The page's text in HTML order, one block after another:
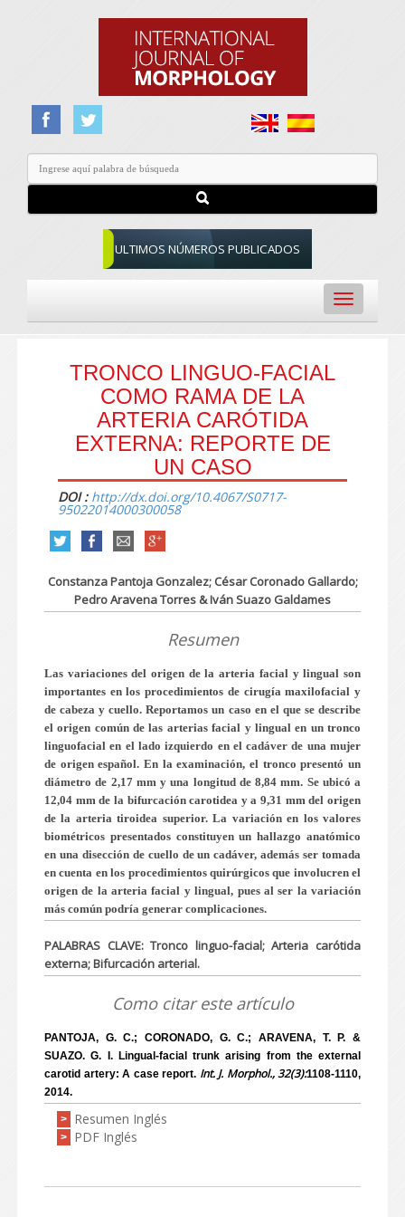
ULTIMOS NÚMEROS PUBLICADOS
Toggle
navigation
TRONCO LINGUO-FACIAL
COMO RAMA DE LA
ARTERIA CARÓTIDA
EXTERNA: REPORTE DE
UN CASO
DOI : http://dx.doi.org/10.4067/S0717-
95022014000300058
Constanza Pantoja Gonzalez; César Coronado Gallardo;
Pedro Aravena Torres & Iván Suazo Galdames
Resumen
Las variaciones del origen de la arteria facial y lingual son
importantes en los procedimientos de cirugía maxilofacial y
de cabeza y cuello. Reportamos un caso en el que se describe
el origen común de las arterias facial y lingual en un tronco
linguofacial en el lado izquierdo en el cadáver de una mujer
de origen español. En la examinación, el tronco presentó un
diámetro de 2,17 mm y una longitud de 8,84 mm. Se ubicó a
12,04 mm de la bifurcación carotidea y a 9,31 mm del origen
de la arteria tiroidea superior. La variación en los valores
biométricos presentados constituyen un hallazgo anatómico
en una disección de cuello de un cadáver, además ser tomada
en cuenta en los procedimientos quirúrgicos que involucren el
origen de la arteria facial y lingual, pues al ser la variación
más común podría generar complicaciones.
PALABRAS CLAVE: Tronco linguo-facial; Arteria carótida
externa; Bifurcación arterial.
Como citar este artículo
PANTOJA, G. C.; CORONADO, G. C.; ARAVENA, T. P. &
SUAZO. G. I. Lingual-facial trunk arising from the external
carotid artery: A case report. Int. J. Morphol., 32(3):1108-1110,
2014.
> Resumen Inglés
> PDF Inglés